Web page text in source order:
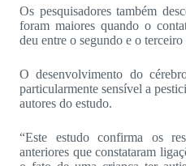
Os pesquisadores também
foram maiores quando o
deu entre o segundo e o
O desenvolvimento do
particularmente sensível a
autores do estudo.
“Este estudo confirma os
anteriores que constataram